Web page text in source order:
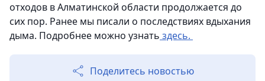
отходов в Алматинской области продолжается до
сих пор. Ранее мы писали о последствиях вдыхания
дыма. Подробнее можно узнать здесь.
Поделитесь новостью